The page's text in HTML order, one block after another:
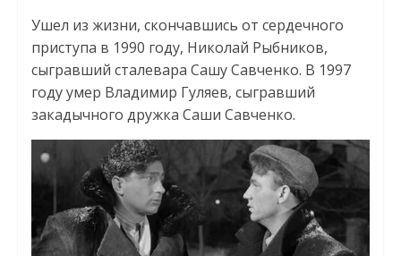
Ушел из жизни, скончавшись от сердечного
приступа в 1990 году, Николай Рыбников,
сыгравший сталевара Сашу Савченко. В 1997
году умер Владимир Гуляев, сыгравший
закадычного дружка Саши Савченко.